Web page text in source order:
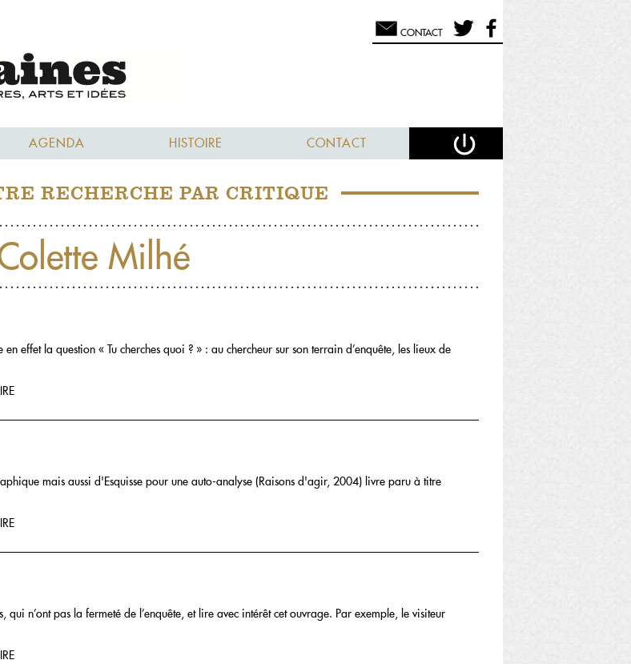
CONTACT
AGENDA HISTOIRE CONTACT
RECHERCHE PAR CRITIQUE
Milhé
en effet la question « Tu cherches quoi ? » : au chercheur sur son terrain d’enquête, les lieux de
mais aussi d'Esquisse pour une auto-analyse (Raisons d'agir, 2004) livre paru à titre
n’ont pas la fermeté de l’enquête, et lire avec intérêt cet ouvrage. Par exemple, le visiteur